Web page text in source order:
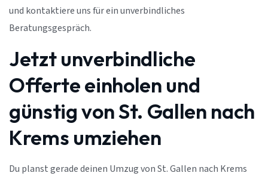
und kontaktiere uns für ein unverbindliches
Beratungsgespräch.
Jetzt unverbindliche
Offerte einholen und
günstig von St. Gallen nach
Krems umziehen
Du planst gerade deinen Umzug von St. Gallen nach Krems